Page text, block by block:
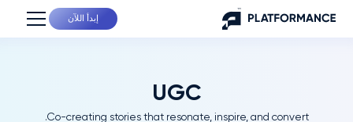
إبدأ اللآن
UGC
Co-creating stories that resonate, inspire, and convert.